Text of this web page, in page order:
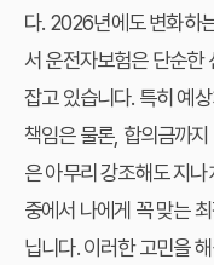
다. 2026년에도 변화하
서 운전자보험은 단순한
잡고 있습니다. 특히 예
책임은 물론, 합의금까
은 아무리 강조해도 지
중에서 나에게 꼭 맞는
닙니다. 이러한 고민을